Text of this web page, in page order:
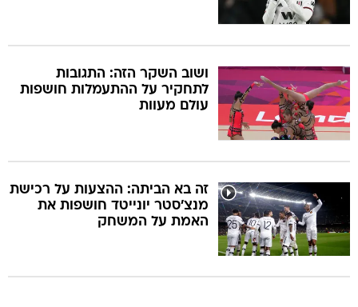
ושוב השקר הזה: התגובות
לתחקיר על ההתעמלות חושפות
עולם מעוות
זה בא הביתה: ההצעות על רכישת
מנצ'סטר יונייטד חושפות את
האמת על המשחק